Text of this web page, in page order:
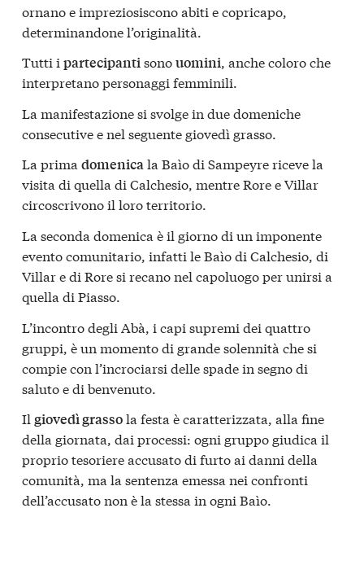
ornano e impreziosiscono abiti e copricapo,
determinandone l’originalità.
Tutti i partecipantisonouomini, anche coloro che
interpretano personaggi femminili.
La manifestazione si svolge in due domeniche
consecutive e nel seguente giovedì grasso.
La prima domenicala Baìo di Sampeyre riceve la
visita di quella di Calchesio, mentre Rore e Villar
circoscrivono il loro territorio.
La seconda domenica è il giorno di un imponente
evento comunitario, infatti le Baìo di Calchesio, di
Villar e di Rore si recano nel capoluogo per unirsi a
quella di Piasso.
L’incontro degli Abà, i capi supremi dei quattro
gruppi, è un momento di grande solennità che si
compie con l’incrociarsi delle spade in segno di
saluto e di benvenuto.
Il giovedì grassola festa è caratterizzata, alla fine
della giornata, dai processi: ogni gruppo giudica il
proprio tesoriere accusato di furto ai danni della
comunità, ma la sentenza emessa nei confronti
dell’accusato non è la stessa in ogni Baìo.